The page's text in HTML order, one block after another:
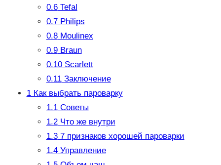
0.6Tefal
0.7Philips
0.8Moulinex
0.9Braun
0.10Scarlett
0.11Заключение
1Как выбрать пароварку
1.1Советы
1.2Что же внутри
1.37 признаков хорошей пароварки
1.4Управление